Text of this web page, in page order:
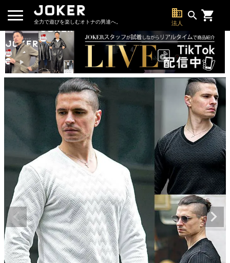
全力で遊びを楽しむオトナの男達へ。
business
法人
search